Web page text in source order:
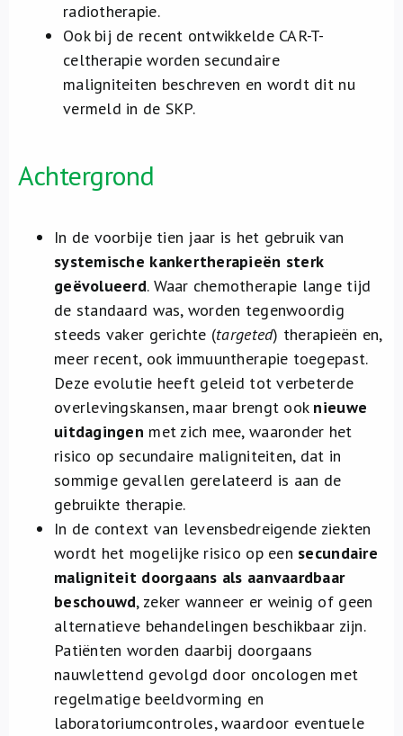
radiotherapie.
Ook bij de recent ontwikkelde CAR-T-
celtherapie worden secundaire
maligniteiten beschreven en wordt dit nu
vermeld in de SKP.
Achtergrond
In de voorbije tien jaar is het gebruik van
systemische kankertherapieën sterk
geëvolueerd. Waar chemotherapie lange tijd
de standaard was, worden tegenwoordig
steeds vaker gerichte (targeted) therapieën en,
meer recent, ook immuuntherapie toegepast.
Deze evolutie heeft geleid tot verbeterde
overlevingskansen, maar brengt ook nieuwe
uitdagingen met zich mee, waaronder het
risico op secundaire maligniteiten, dat in
sommige gevallen gerelateerd is aan de
gebruikte therapie.
In de context van levensbedreigende ziekten
wordt het mogelijke risico op een secundaire
maligniteit doorgaans als aanvaardbaar
beschouwd, zeker wanneer er weinig of geen
alternatieve behandelingen beschikbaar zijn.
Patiënten worden daarbij doorgaans
nauwlettend gevolgd door oncologen met
regelmatige beeldvorming en
laboratoriumcontroles, waardoor eventuele